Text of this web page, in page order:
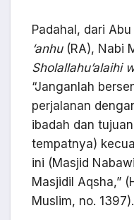
Padahal, dari
‘anhu(RA), Nabi
Sholallahu’alaihi
“Janganlah
perjalanan
ibadah dan
tempatnya)
ini (Masjid
Masjidil Aqsha,”
Muslim, no. 1397).